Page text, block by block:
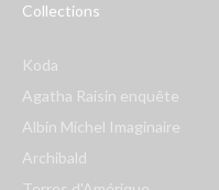
Collections
Koda
Agatha Raisin enquête
Albin Michel Imaginaire
Archibald